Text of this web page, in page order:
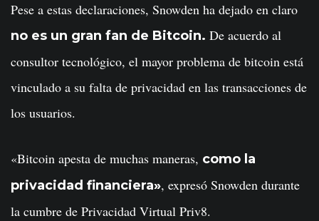
Pese a estas declaraciones, Snowden ha dejado en claro
no es un gran fan de Bitcoin. De acuerdo al
consultor tecnológico, el mayor problema de bitcoin está
vinculado a su falta de privacidad en las transacciones de
los usuarios.
«Bitcoin apesta de muchas maneras, como la
privacidad financiera», expresó Snowden durante
la cumbre de Privacidad Virtual Priv8.